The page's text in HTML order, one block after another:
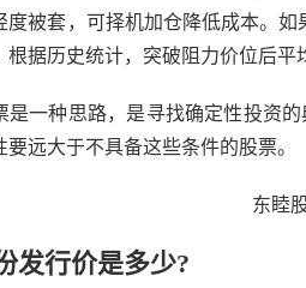
度被套，可择机加仓降低成本。如
根据历史统计，突破阻力价位后平
是一种思路，是寻找确定性投资
要远大于不具备这些条件的股票。
发行价是多少?